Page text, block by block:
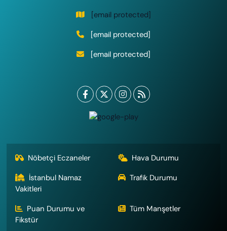
[email protected]
[email protected]
[email protected]
Nöbetçi Eczaneler
Hava Durumu
İstanbul Namaz
Vakitleri
Trafik Durumu
Puan Durumu ve
Fikstür
Tüm Manşetler